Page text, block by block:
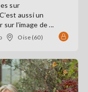
sur
aussi un
l’image de ...
Oise (60)